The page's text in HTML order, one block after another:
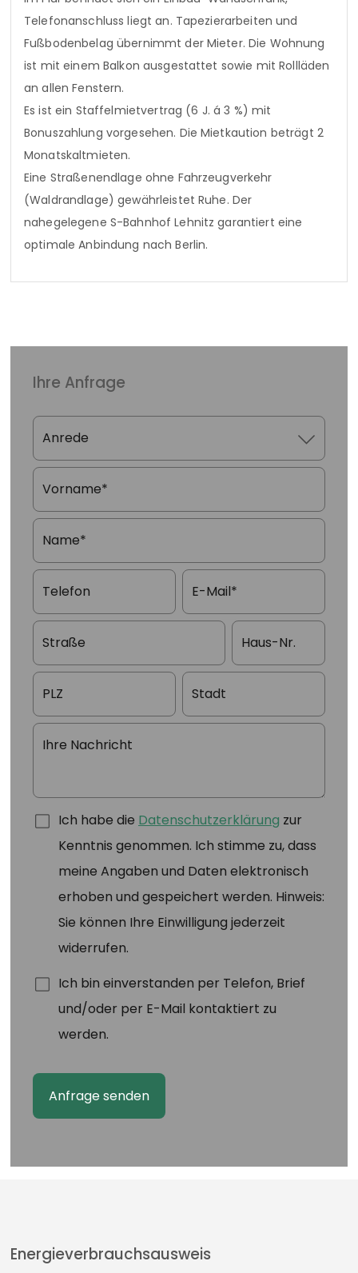
Telefonanschluss liegt an. Tapezierarbeiten und
Fußbodenbelag übernimmt der Mieter. Die Wohnung
ist mit einem Balkon ausgestattet sowie mit Rollläden
an allen Fenstern.
Es ist ein Staffelmietvertrag (6 J. á 3 %) mit
Bonuszahlung vorgesehen. Die Mietkaution beträgt 2
Monatskaltmieten.
Eine Straßenendlage ohne Fahrzeugverkehr
(Waldrandlage) gewährleistet Ruhe. Der
nahegelegene S-Bahnhof Lehnitz garantiert eine
optimale Anbindung nach Berlin.
Ihre Anfrage
Energieverbrauchsausweis